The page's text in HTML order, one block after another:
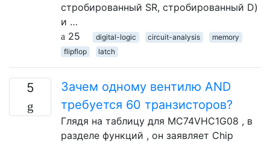
стробированный SR, стробированный D)
и …
25
digital-logic circuit-analysis
memory
flipflop
latch
5
Зачем одному вентилю AND
требуется 60 транзисторов?
Глядя на таблицу для MC74VHC1G08 , в
разделе функций , он заявляет Chip